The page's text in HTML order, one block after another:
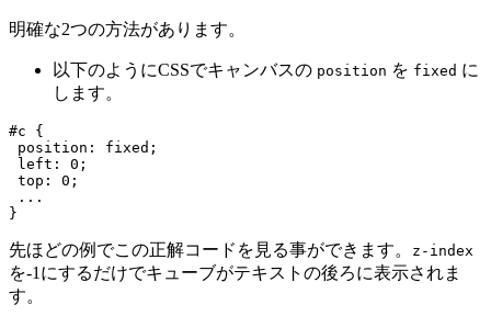
明確な2つの方法があります。
以下のようにCSSでキャンバスの position を fixed に
します。
#c {
position: fixed;
left: 0;
top: 0;
...
先ほどの例でこの正解コードを見る事ができます。 z-index
を-1にするだけでキューブがテキストの後ろに表示されま
す。